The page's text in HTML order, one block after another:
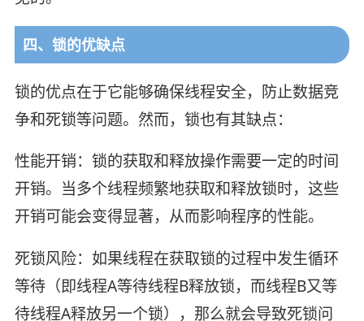
四、锁的优缺点
锁的优点在于它能够确保线程安全，防止数据竞
争和死锁等问题。然而，锁也有其缺点：
性能开销：锁的获取和释放操作需要一定的时间
开销。当多个线程频繁地获取和释放锁时，这些
开销可能会变得显著，从而影响程序的性能。
死锁风险：如果线程在获取锁的过程中发生循环
等待（即线程A等待线程B释放锁，而线程B又等
待线程A释放另一个锁），那么就会导致死锁问